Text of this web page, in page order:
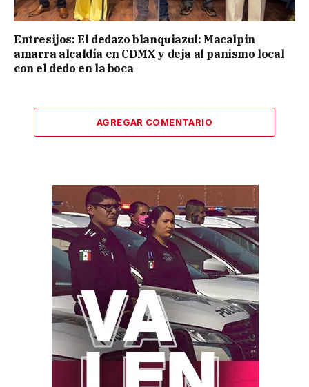
Entresijos: El dedazo blanquiazul: Macalpin
amarra alcaldía en CDMX y deja al panismo local
con el dedo en la boca
AGREGAR COMENTARIO